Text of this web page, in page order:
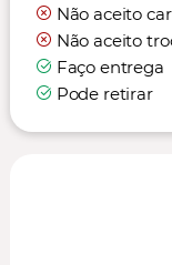
Não aceito
Não aceito
Faço entrega
Pode retirar